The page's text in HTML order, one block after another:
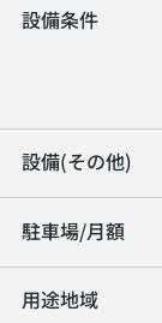
設備条件
設備(その他)
駐車場/月額
用途地域